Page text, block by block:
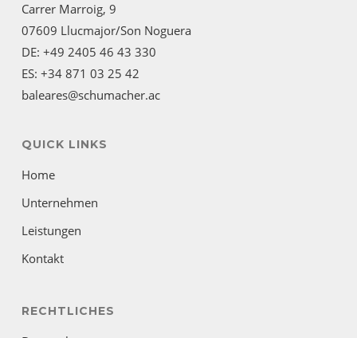
Carrer Marroig, 9
07609 Llucmajor/Son Noguera
DE: +49 2405 46 43 330
ES: +34 871 03 25 42
baleares@schumacher.ac
QUICK LINKS
Home
Unternehmen
Leistungen
Kontakt
RECHTLICHES